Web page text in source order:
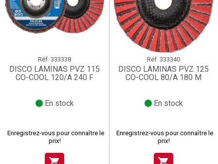
Réf. 333338
DISCO LAMINAS PVZ 115
CO-COOL 120/A 240 F
En stock
Enregistrez-vous pour connaître le
prix!
Réf. 333340
DISCO LAMINAS PVZ 125
CO-COOL 80/A 180 M
En stock
Enregistrez-vous pour connaître le
prix!